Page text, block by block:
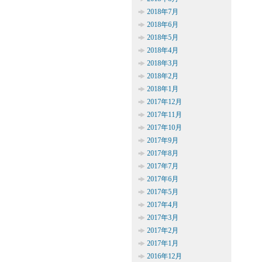
2018年7月
2018年6月
2018年5月
2018年4月
2018年3月
2018年2月
2018年1月
2017年12月
2017年11月
2017年10月
2017年9月
2017年8月
2017年7月
2017年6月
2017年5月
2017年4月
2017年3月
2017年2月
2017年1月
2016年12月